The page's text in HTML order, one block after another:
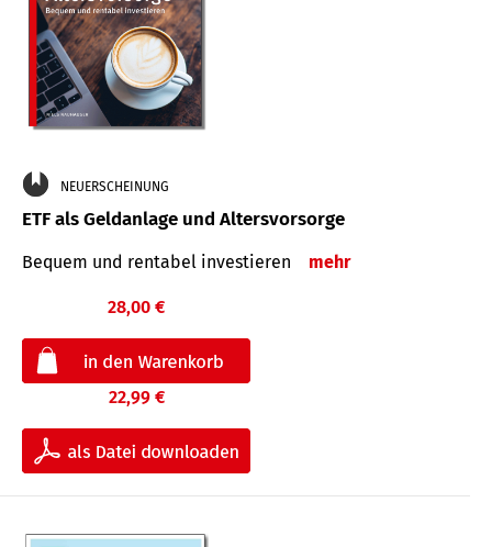
NEUERSCHEINUNG
ETF als Geldanlage und Altersvorsorge
Bequem und rentabel investieren mehr
28,00 €
22,99 €